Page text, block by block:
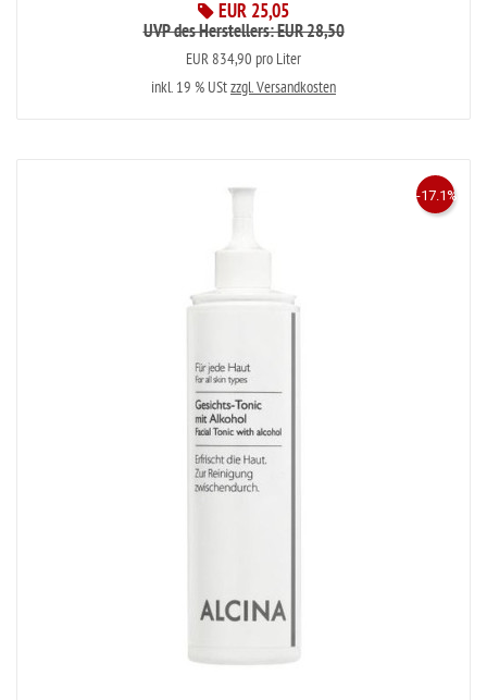
EUR 25,05
UVP des Herstellers: EUR 28,50
EUR 834,90 pro Liter
inkl. 19 % UStzzgl. Versandkosten
-17.1%